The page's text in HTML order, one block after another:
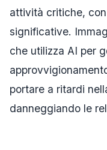
attività critiche,
significative.
che utilizza AI per
portare a ritardi
danneggiando le